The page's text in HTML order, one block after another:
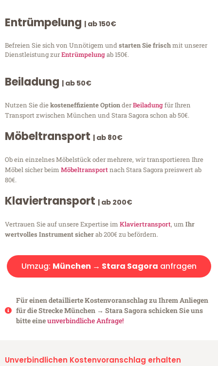
Entrümpelung | ab 150€
Befreien Sie sich von Unnötigem undstarten Sie frischmit unserer
Dienstleistung zurEntrümpelungab 150€.
Beiladung | ab 50€
Nutzen Sie diekosteneffiziente OptionderBeiladungfür Ihren
Transport zwischen München und Stara Sagora schon ab 50€.
Möbeltransport | ab 80€
Ob ein einzelnes Möbelstück oder mehrere, wir transportieren Ihre
Möbel sicher beim Möbeltransportnach Stara Sagora preiswert ab
80€.
Klaviertransport | ab 200€
Vertrauen Sie auf unsere Expertise im Klaviertransport, um Ihr
wertvolles Instrument sicherab 200€ zu befördern.
Umzug: München → Stara Sagora anfragen
Für einen detaillierte Kostenvoranschlag zu Ihrem Anliegen
für die Strecke München → Stara Sagora schicken Sie uns
bitte eineunverbindliche Anfrage!
Unverbindlichen Kostenvoranschlag erhalten